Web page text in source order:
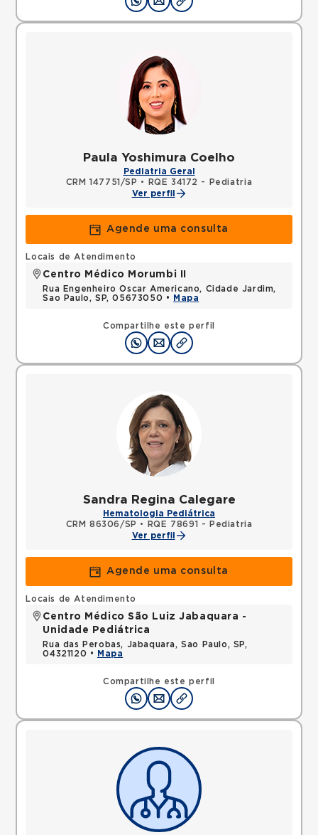
Paula Yoshimura Coelho
Pediatria Geral
CRM 147751/SP •
RQE 34172 - Pediatria
Ver perfil
Agende uma consulta
Compartilhe este perfil
Locais de Atendimento
Centro Médico Morumbi II
Rua Engenheiro Oscar Americano, Cidade Jardim,
Sao Paulo, SP, 05673050 •
Mapa
Sandra Regina Calegare
Hematologia Pediátrica
CRM 86306/SP •
RQE 78691 - Pediatria
Ver perfil
Agende uma consulta
Compartilhe este perfil
Locais de Atendimento
Centro Médico São Luiz Jabaquara -
Unidade Pediátrica
Rua das Perobas, Jabaquara, Sao Paulo, SP,
04321120 •
Mapa